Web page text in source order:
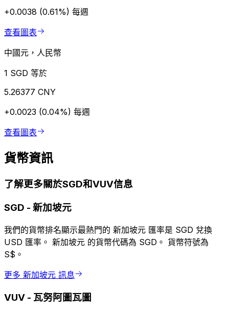
+0.0038 (0.61%) 每週
查看圖表
中國元，人民幣
1 SGD 等於
5.26377 CNY
+0.0023 (0.04%) 每週
查看圖表
貨幣資訊
了解更多關於SGD和VUV信息
SGD - 新加坡元
我們的貨幣排名顯示最熱門的 新加坡元 匯率是 SGD 兌換
USD 匯率。 新加坡元 的貨幣代碼為 SGD。 貨幣符號為
S$。
更多 新加坡元 訊息
VUV - 瓦努阿圖瓦圖